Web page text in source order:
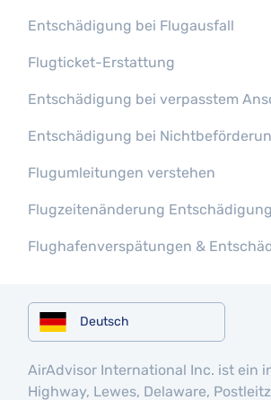
Entschädigung bei Flugausfall
Flugticket-Erstattung
Entschädigung bei verpasstem
Entschädigung bei
Flugumleitungen verstehen
Flugzeitenänderung Entschädigung
Flughafenverspätungen &
Deutsch
AirAdvisor International Inc. ist ein
Highway, Lewes, Delaware,